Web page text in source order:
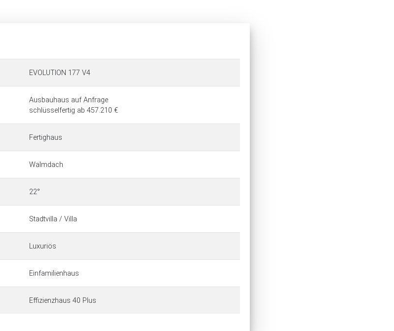
EVOLUTION 177 V4
Ausbauhaus auf Anfrage
schlüsselfertig ab 457.210 €
Fertighaus
Walmdach
22°
Stadtvilla / Villa
Luxuriös
Einfamilienhaus
Effizienzhaus 40 Plus